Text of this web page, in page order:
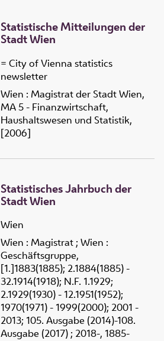
Statistische Mitteilungen der
Stadt Wien
= City of Vienna statistics
newsletter
Wien : Magistrat der Stadt Wien,
MA 5 - Finanzwirtschaft,
Haushaltswesen und Statistik,
[2006]
Statistisches Jahrbuch der
Stadt Wien
Wien
Wien : Magistrat ; Wien :
Geschäftsgruppe,
[1.]1883(1885); 2.1884(1885) -
32.1914(1918); N.F. 1.1929;
2.1929(1930) - 12.1951(1952);
1970(1971) - 1999(2000); 2001 -
2013; 105. Ausgabe (2014)-108.
Ausgabe (2017) ; 2018-, 1885-